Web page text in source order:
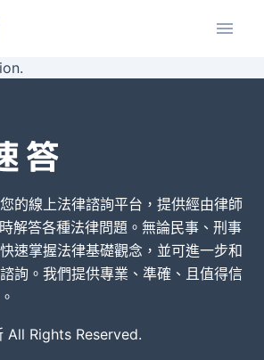
的線上法律諮詢平台，提供經由律師
解答各種法律問題。無論民事、刑事
速掌握法律基礎觀念，並可進一步和
詢。我們提供專業、準確、且值得信
All Rights Reserved.